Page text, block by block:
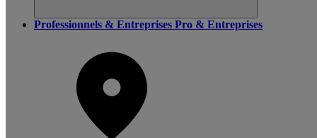
Professionnels & Entreprises Pro & Entreprises